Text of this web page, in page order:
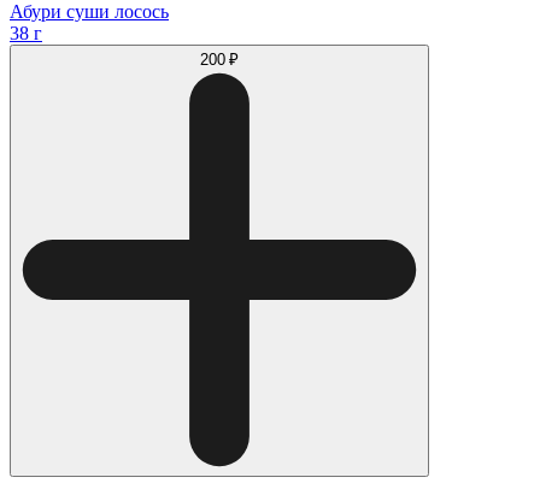
Абури суши лосось
38 г
200 ₽